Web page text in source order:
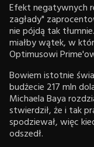
Efekt negatywnych
zagłady"
nie pójdą tak
miałby wątek, w
Optimusowi
Bowiem istotnie
budżecie 217 mln
Michaela Baya
stwierdził, że i tak
spodziewał, więc
odszedł.